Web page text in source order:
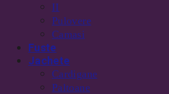
II
Pulovere
Camasi
Fuste
Jachete
Cardigane
Paltoane